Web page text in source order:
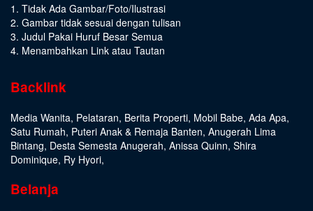
1. Tidak Ada Gambar/Foto/Ilustrasi
2. Gambar tidak sesuai dengan tulisan
3. Judul Pakai Huruf Besar Semua
4. Menambahkan Link atau Tautan
Backlink
Media Wanita, Pelataran, Berita Properti, Mobil Babe, Ada Apa,
Satu Rumah, Puteri Anak & Remaja Banten, Anugerah Lima
Bintang, Desta Semesta Anugerah, Anissa Quinn, Shira
Dominique, Ry Hyori,
Belanja